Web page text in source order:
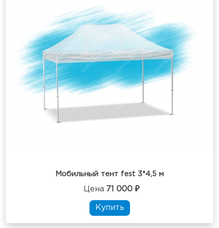
Мобильный тент fest 3*4,5 м
Цена 71 000 ₽
Купить